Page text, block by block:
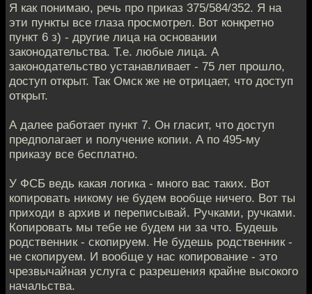
Я как понимаю, речь про приказ 375/584/352. Я на
эти пункты все глаза просмотрел. Вот конкретно
пункт 6 з) - другие лица на основании
законодательства. Т.е. любые лица. А
законодательство устанавливает - 75 лет прошло,
доступ открыт. Так Омск же не отрицает, что доступ
открыт.
А далее работает пункт 7. Он гласит, что доступ
предполагает и получение копии. А по 495-му
приказу все бесплатно.
У ФСБ ведь какая логика - много вас таких. Вот
копировать никому не будем вообще ничего. Вот ты
приходи в архив и переписывай. Ручками, ручками.
Копировать мы тебе не будем ни за что. Будешь
родственник - скопируем. Не будешь родственник -
не скопируем. И вообще у нас копирование - это
чрезвычайная услуга с разрешения крайне высокого
начальства.